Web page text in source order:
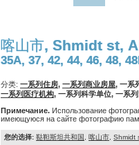
喀山市, Shmidt st,
35А, 37, 42, 44, 46, 48,
分类: 一系列住房, 一系列商业房屋, 一系
一系列医疗机构, 一系列科学单位, 一系
Примечание. Использование
имеющуюся на сайте фотографию
您的选择: 鞑靼斯坦共和国 喀山市 Shmidt